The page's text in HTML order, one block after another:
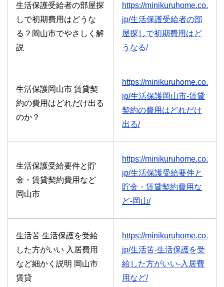
生活保護受給者の部屋探
しで初期費用はどうな
る？岡山市でやさしく解
説
https://minikuruhome.co.
jp/生活保護受給者の部
屋探しで初期費用はど
うなる/
生活保護岡山市 賃貸契
約の費用はどれだけ出る
のか？
https://minikuruhome.co.
jp/生活保護岡山市-賃貸
契約の費用はどれだけ
出る/
生活保護受給要件と貯
金・賃貸契約費用など
岡山市
https://minikuruhome.co.
jp/生活保護受給要件と
貯金・賃貸契約費用な
ど-岡山/
生活苦 生活保護を受給
した方がいい 入居費用
など細かく説明 岡山市
賃貸
https://minikuruhome.co.
jp/生活苦-生活保護を受
給した方がいい-入居費
用など/